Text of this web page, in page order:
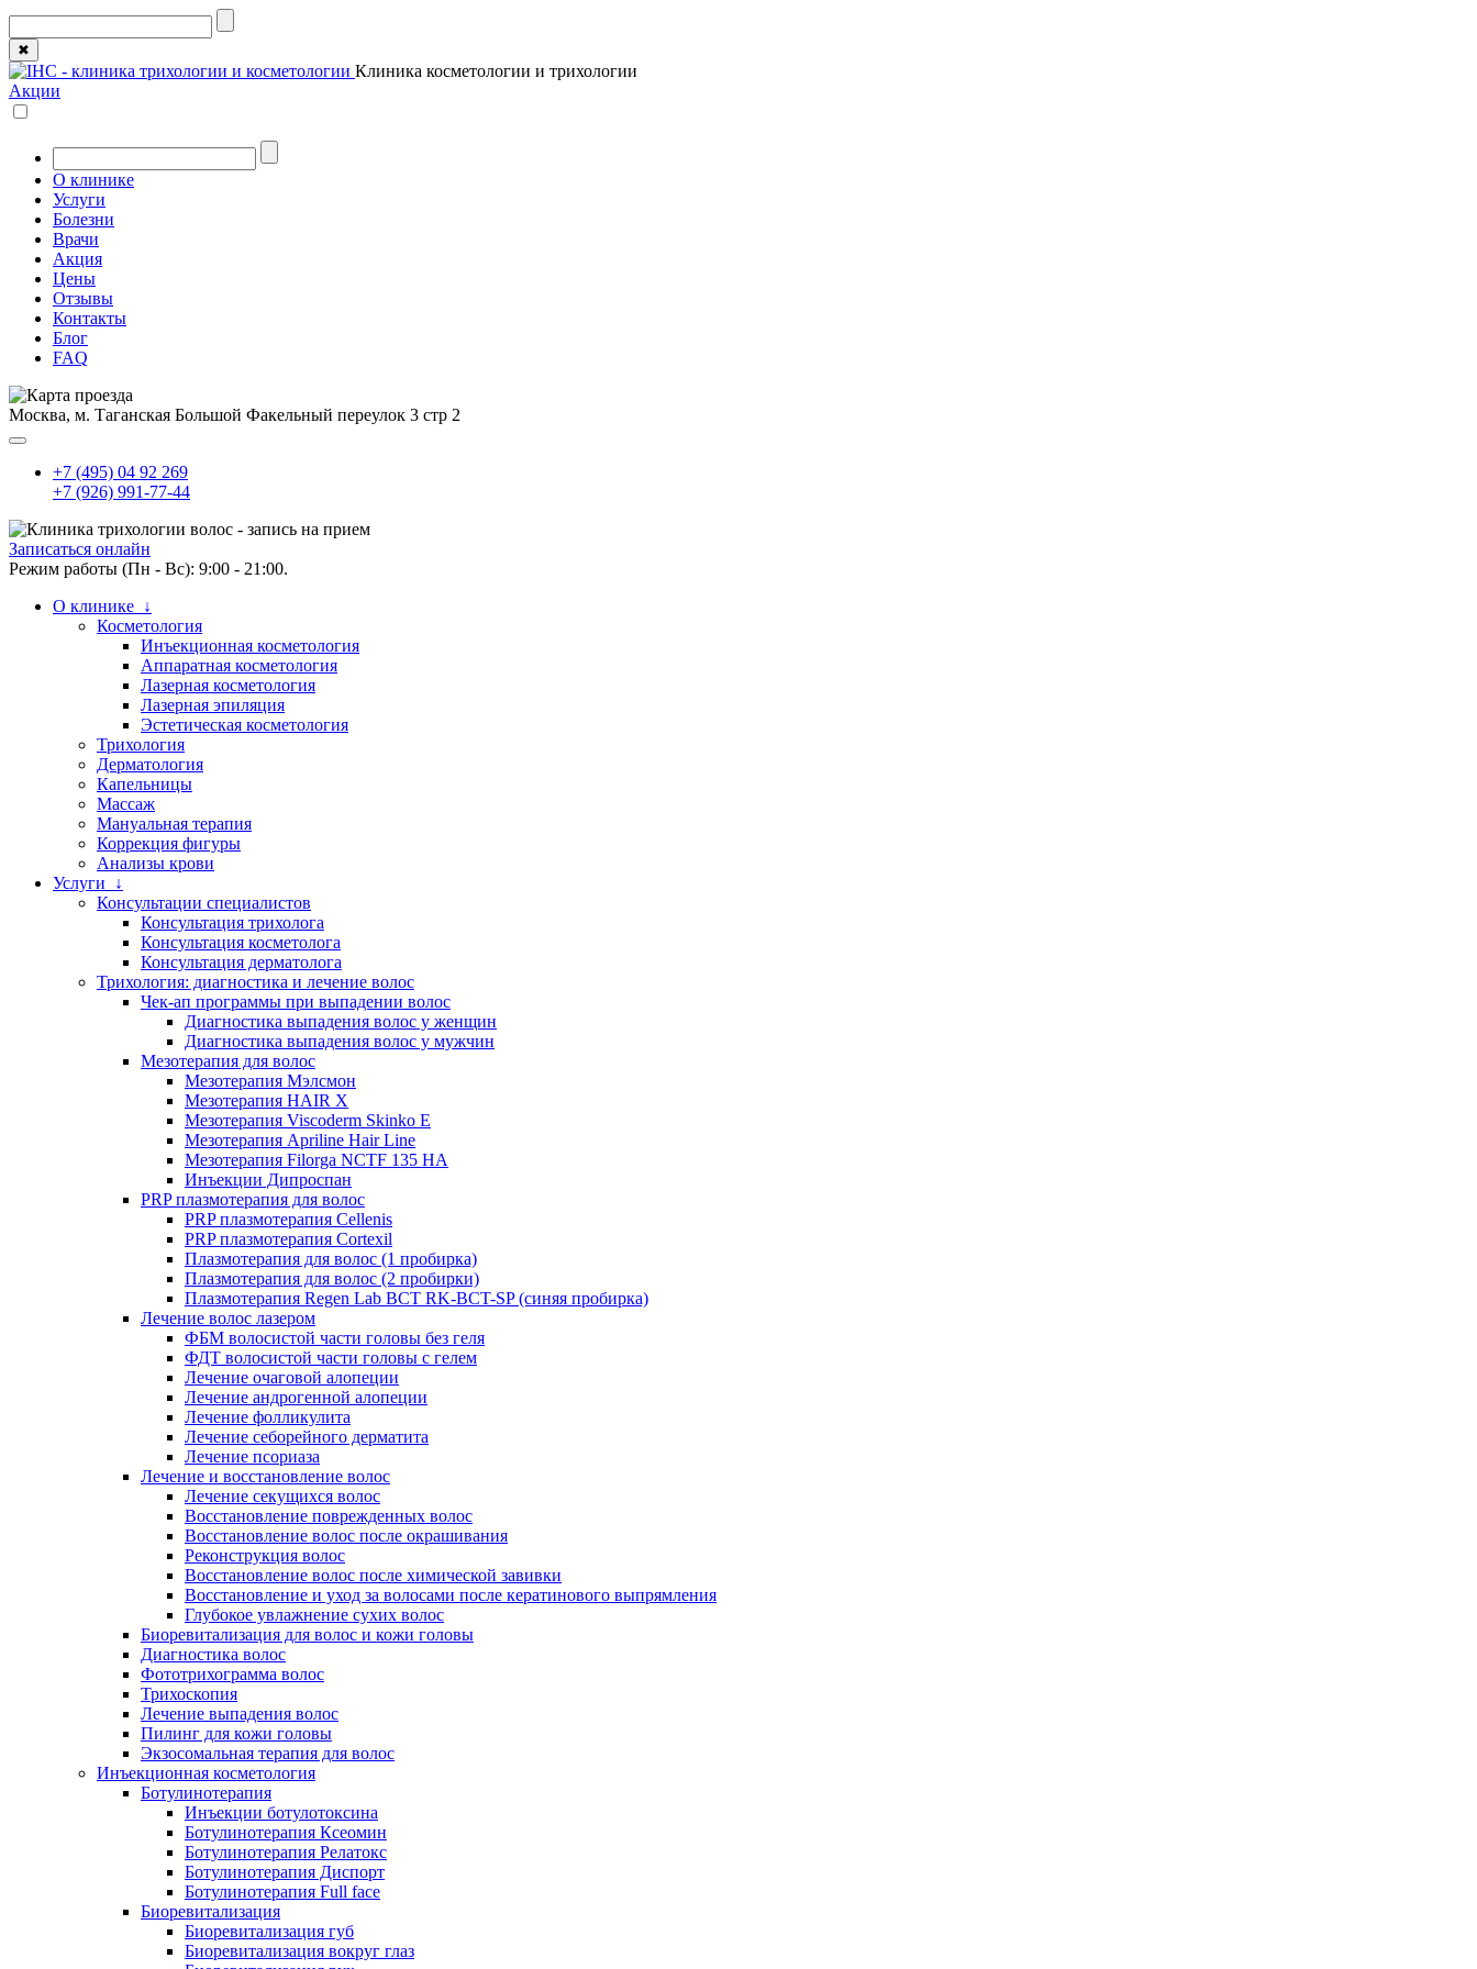
✖
Клиника косметологии и трихологии
Акции
О клинике
Услуги
Болезни
Врачи
Акция
Цены
Отзывы
Контакты
Блог
FAQ
Москва, м. Таганская Большой Факельный переулок 3 стр 2
+7 (495) 04 92 269
+7 (926) 991-77-44
Записаться онлайн
Режим работы (Пн - Вс): 9:00 - 21:00.
О клинике ↓
Косметология
Инъекционная косметология
Аппаратная косметология
Лазерная косметология
Лазерная эпиляция
Эстетическая косметология
Трихология
Дерматология
Капельницы
Массаж
Мануальная терапия
Коррекция фигуры
Анализы крови
Услуги ↓
Консультации специалистов
Консультация трихолога
Консультация косметолога
Консультация дерматолога
Трихология: диагностика и лечение волос
Чек-ап программы при выпадении волос
Диагностика выпадения волос у женщин
Диагностика выпадения волос у мужчин
Мезотерапия для волос
Мезотерапия Мэлсмон
Мезотерапия HAIR X
Мезотерапия Viscoderm Skinko E
Мезотерапия Apriline Hair Line
Мезотерапия Filorga NCTF 135 HA
Инъекции Дипроспан
PRP плазмотерапия для волос
PRP плазмотерапия Cellenis
PRP плазмотерапия Cortexil
Плазмотерапия для волос (1 пробирка)
Плазмотерапия для волос (2 пробирки)
Плазмотерапия Regen Lab BCT RK-BCT-SP (синяя пробирка)
Лечение волос лазером
ФБМ волосистой части головы без геля
ФДТ волосистой части головы с гелем
Лечение очаговой алопеции
Лечение андрогенной алопеции
Лечение фолликулита
Лечение себорейного дерматита
Лечение псориаза
Лечение и восстановление волос
Лечение секущихся волос
Восстановление поврежденных волос
Восстановление волос после окрашивания
Реконструкция волос
Восстановление волос после химической завивки
Восстановление и уход за волосами после кератинового выпрямления
Глубокое увлажнение сухих волос
Биоревитализация для волос и кожи головы
Диагностика волос
Фототрихограмма волос
Трихоскопия
Лечение выпадения волос
Пилинг для кожи головы
Экзосомальная терапия для волос
Инъекционная косметология
Ботулинотерапия
Инъекции ботулотоксина
Ботулинотерапия Ксеомин
Ботулинотерапия Релатокс
Ботулинотерапия Диспорт
Ботулинотерапия Full face
Биоревитализация
Биоревитализация губ
Биоревитализация вокруг глаз